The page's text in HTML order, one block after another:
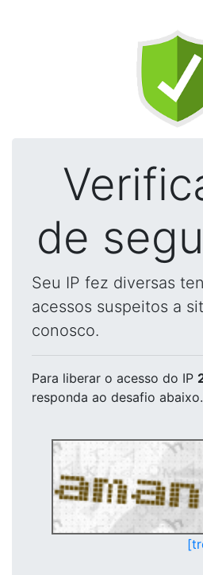
de
Seu IP fez diversas
acessos suspeitos a
conosco.
Para liberar o acesso do IP
responda ao desafio abaixo.